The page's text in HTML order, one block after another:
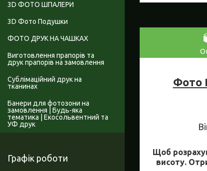
Фото
Щоб
висоту.
3D ФОТО ШПАЛЕРИ
3D Фото Подушки
ФОТО ДРУК НА ЧАШКАХ
Виготовлення прапорів та
друк прапорів на замовлення
Сублімаційний друк на
тканинах
Банери для фотозони на
замовлення | Будь-яка
тематика | Екосольвентний та
УФ друк
Графік роботи